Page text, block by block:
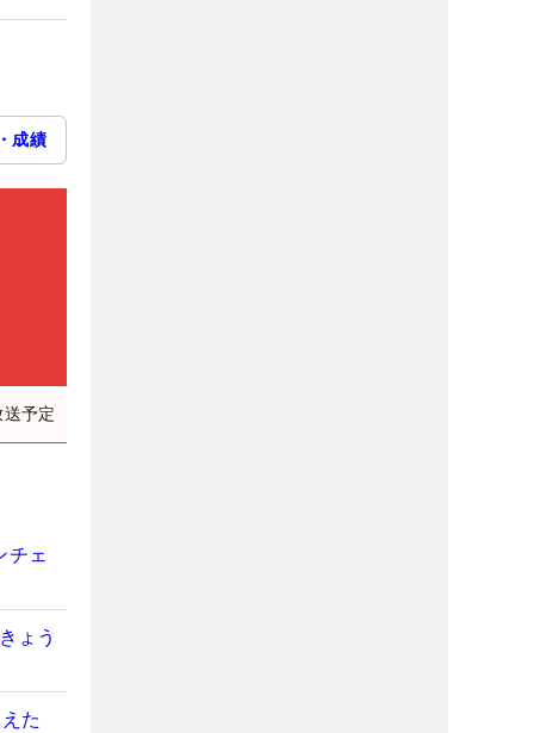
成績
予定
チェ
ょう
た